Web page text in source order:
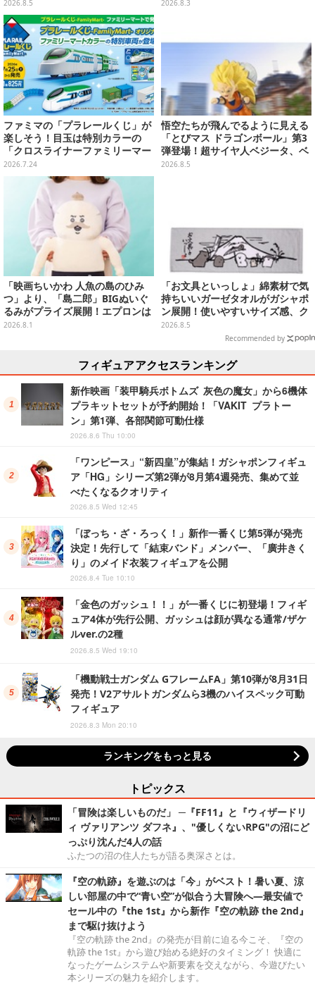
盛りだくさん
2026.8.5 2026.8.3
ファミマの「プラレールくじ」が
楽しそう！目玉は特別カラーの
「クロスライナーファミリーマー
ト号」、その他ライナップも注目
2026.7.24
悟空たちが飛んでるように見える
「とびマス ドラゴンボール」第3
弾登場！超サイヤ人ベジータ、ベ
ジットなど全6種
2026.8.5
「映画ちいかわ 人魚の島のひみ
つ」より、「島二郎」BIGぬいぐ
るみがプライズ展開！エプロンは
ポケット付き
2026.8.1
「お文具といっしょ」綿素材で気
持ちいいガーゼタオルがガシャポ
ン展開！使いやすいサイズ感、ク
ールな和柄や可愛らしいお寿司な
2026.8.5
Recommended by
フィギュアアクセスランキング
新作映画「装甲騎兵ボトムズ 灰色の魔女」から6機体
プラキットセットが予約開始！「VAKIT プラトー
ン」第1弾、各部関節可動仕様
2026.8.6 Thu 10:00
「ワンピース」“新四皇”が集結！ガシャポンフィギュ
ア「HG」シリーズ第2弾が8月第4週発売、集めて並
べたくなるクオリティ
2026.8.5 Wed 12:45
「ぼっち・ざ・ろっく！」新作一番くじ第5弾が発売
決定！先行して「結束バンド」メンバー、「廣井きく
り」のメイド衣装フィギュアを公開
2026.8.4 Tue 10:10
「金色のガッシュ！！」が一番くじに初登場！フィギ
ュア4体が先行公開、ガッシュは顔が異なる通常/ザケ
ルver.の2種
2026.8.5 Wed 19:10
「機動戦士ガンダム GフレームFA」第10弾が8月31日
発売！V2アサルトガンダムら3機のハイスペック可動
フィギュア
2026.8.3 Mon 20:10
ランキングをもっと見る
トピックス
「冒険は楽しいものだ」 ─『FF11』と『ウィザードリ
ィ ヴァリアンツ ダフネ』、"優しくないRPG"の沼にど
っぷり沈んだ4人の話
ふたつの沼の住人たちが語る奥深さとは。
『空の軌跡』を遊ぶのは「今」がベスト！暑い夏、涼
しい部屋の中で“青い空”が似合う大冒険へ―最安値で
セール中の『the 1st』から新作『空の軌跡 the 2nd』
まで駆け抜けよう
『空の軌跡 the 2nd』の発売が目前に迫る今こそ、『空の
軌跡 the 1st』から遊び始める絶好のタイミング！ 快適に
なったゲームシステムや新要素を交えながら、今遊びたい
本シリーズの魅力を紹介します。